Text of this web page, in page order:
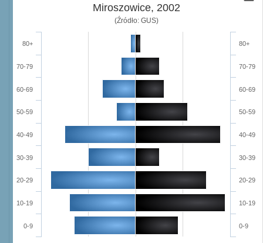
Miroszowice, 2002
(Źródło: GUS)
0-9
10-19
20-29
30-39
40-49
50-59
60-69
70-79
80+
0-9
10-19
20-29
30-39
40-49
50-59
60-69
70-79
80+